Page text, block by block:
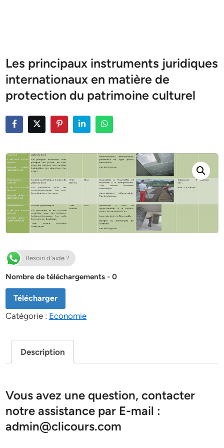
Les principaux instruments juridiques
internationaux en matière de
protection du patrimoine culturel
Besoin d'aide ?
Nombre de téléchargements - 0
Télécharger
Catégorie : Economie
Description
Vous avez une question, contacter
notre assistance par E-mail :
admin@clicours.com